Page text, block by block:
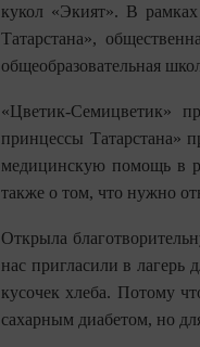
кукол «Экият». В рамках
Татарстана»,
общеобразовательная
«Цветик-Семицветик»
принцессы Татарстана»
медицинскую помощь в
также о том, что нужно
Открыла
нас пригласили в лагерь
кусочек хлеба. Потому
сахарным диабетом, но